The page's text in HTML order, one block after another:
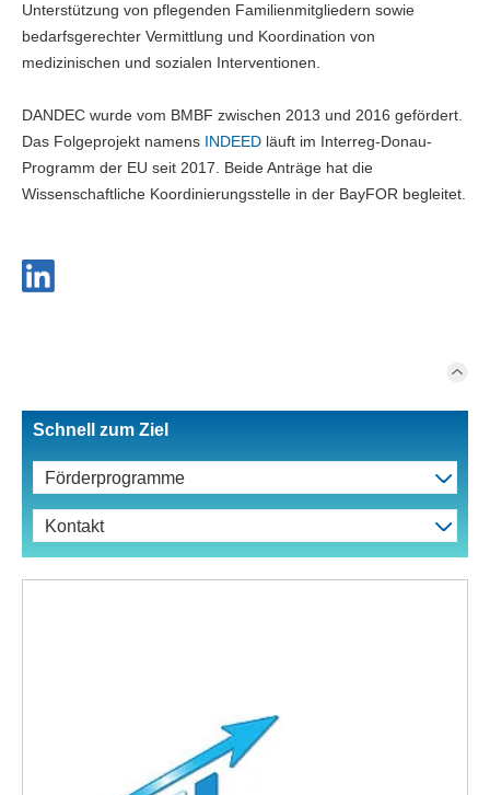
Unterstützung von pflegenden Familienmitgliedern sowie
bedarfsgerechter Vermittlung und Koordination von
medizinischen und sozialen Interventionen.
DANDEC wurde vom BMBF zwischen 2013 und 2016 gefördert.
Das Folgeprojekt namens INDEED läuft im Interreg-Donau-
Programm der EU seit 2017. Beide Anträge hat die
Wissenschaftliche Koordinierungsstelle in der BayFOR begleitet.
Schnell zum Ziel
Förderprogramme
Kontakt